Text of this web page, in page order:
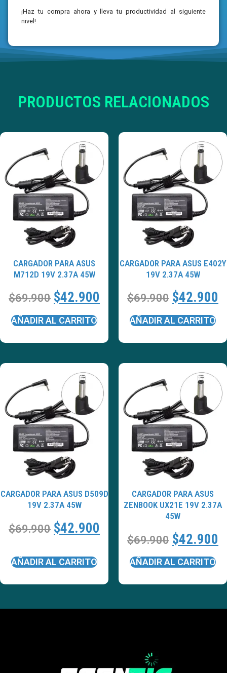
¡Haz tu compra ahora y lleva tu productividad al siguiente
nivel!
PRODUCTOS RELACIONADOS
CARGADOR PARA ASUS
M712D 19V 2.37A 45W
$69.900 $42.900
AÑADIR AL CARRITO
CARGADOR PARA ASUS E402Y
19V 2.37A 45W
$69.900 $42.900
AÑADIR AL CARRITO
CARGADOR PARA ASUS D509D
19V 2.37A 45W
$69.900 $42.900
AÑADIR AL CARRITO
CARGADOR PARA ASUS
ZENBOOK UX21E 19V 2.37A
45W
$69.900 $42.900
AÑADIR AL CARRITO